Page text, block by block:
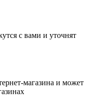
с вами и уточнят
магазина и может